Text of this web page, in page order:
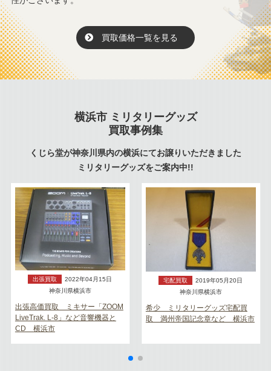
買取価格一覧を見る
横浜市 ミリタリーグッズ
買取事例集
くじら堂が神奈川県内の横浜にてお譲りいただきました
ミリタリーグッズをご案内中!!
出張買取
2022年04月15日
神奈川県横浜市
出張高価買取 ミキサー「ZOOM
LiveTrak. L-8」など音響機器と
CD 横浜市
宅配買取
2019年05月20日
神奈川県横浜市
希少 ミリタリーグッズ宅配買
取 満州帝国記念章など 横浜市